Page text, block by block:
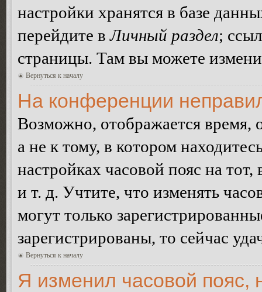
настройки хранятся в базе
перейдите вЛичный раздел;
страницы. Там вы можете
Вернуться к началу
На конференции
Возможно, отображается время,
а не к тому, в котором
настройках часовой пояс на
и т. д. Учтите, что изменять
могут только
зарегистрированы, то сейчас
Вернуться к началу
Я изменил часовой пояс,